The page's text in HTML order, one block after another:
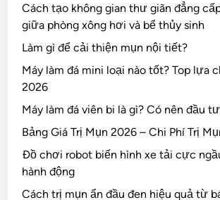
Cách tạo không gian thư giãn đẳng
giữa phòng xông hơi và bể thủy sinh
Làm gì để cải thiện mụn nội tiết?
Máy làm đá mini loại nào tốt? Top lựa
2026
Máy làm đá viên bi là gì? Có nên đầu
Bảng Giá Trị Mụn 2026 – Chi Phí Trị
Đồ chơi robot biến hình xe tải cực
hành động
Cách trị mụn ẩn đầu đen hiệu quả từ